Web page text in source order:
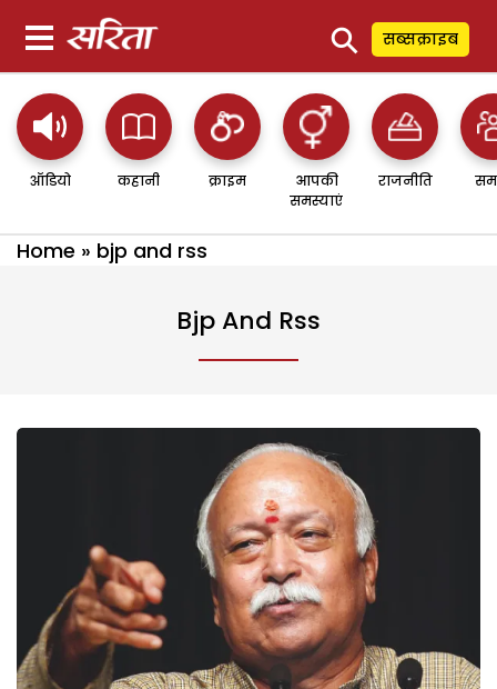
⚲ सब्सक्राइब
ऑडियो कहानी क्राइम
आपकी
समस्याएं
राजनीति
Home » bjp and rss
Bjp And Rss